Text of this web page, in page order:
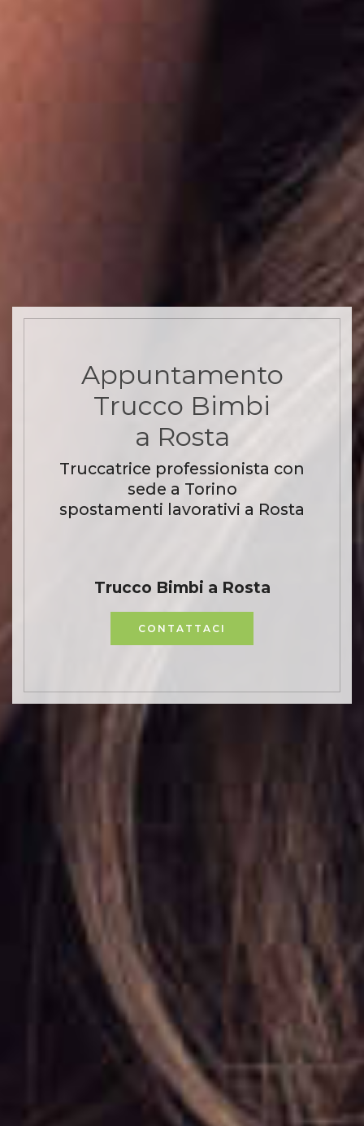
Appuntamento
Trucco Bimbi
a Rosta
Truccatrice professionista con
sede a Torino
spostamenti lavorativi a Rosta
Trucco Bimbi a Rosta
CONTATTACI